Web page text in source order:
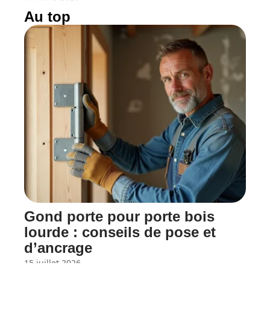
Au top
Gond porte pour porte bois
lourde : conseils de pose et
d’ancrage
15 juillet 2026